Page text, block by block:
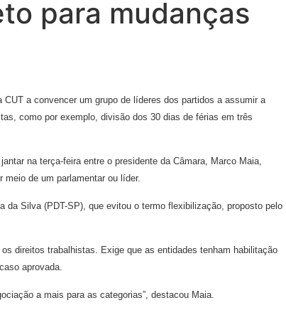
para mudanças
a convencer um grupo de líderes dos partidos a assumir a
como por exemplo, divisão dos 30 dias de férias em três
na terça-feira entre o presidente da Câmara, Marco Maia,
de um parlamentar ou líder.
da Silva (PDT-SP), que evitou o termo flexibilização, proposto pelo
direitos trabalhistas. Exige que as entidades tenham habilitação
aprovada.
a mais para as categorias”, destacou Maia.